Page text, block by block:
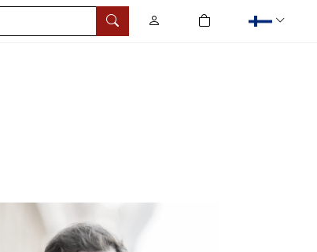
Hae
0
tuotetta ostoskorissa